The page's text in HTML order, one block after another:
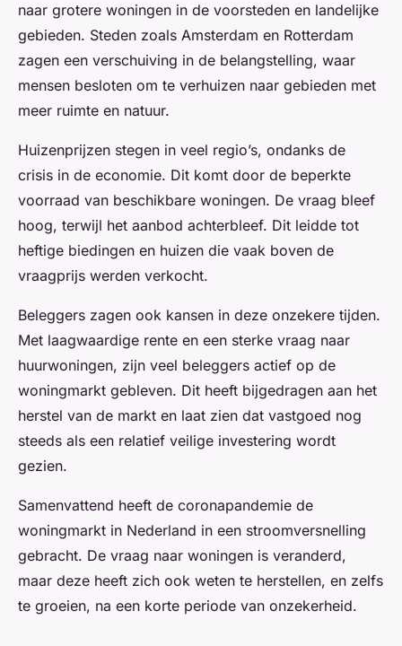
naar grotere woningen in de voorsteden en landelijke
gebieden. Steden zoals Amsterdam en Rotterdam
zagen een verschuiving in de belangstelling, waar
mensen besloten om te verhuizen naar gebieden met
meer ruimte en natuur.
Huizenprijzen stegen in veel regio’s, ondanks de
crisis in de economie. Dit komt door de beperkte
voorraad van beschikbare woningen. De vraag bleef
hoog, terwijl het aanbod achterbleef. Dit leidde tot
heftige biedingen en huizen die vaak boven de
vraagprijs werden verkocht.
Beleggers zagen ook kansen in deze onzekere tijden.
Met laagwaardige rente en een sterke vraag naar
huurwoningen, zijn veel beleggers actief op de
woningmarkt gebleven. Dit heeft bijgedragen aan het
herstel van de markt en laat zien dat vastgoed nog
steeds als een relatief veilige investering wordt
gezien.
Samenvattend heeft de coronapandemie de
woningmarkt in Nederland in een stroomversnelling
gebracht. De vraag naar woningen is veranderd,
maar deze heeft zich ook weten te herstellen, en zelfs
te groeien, na een korte periode van onzekerheid.